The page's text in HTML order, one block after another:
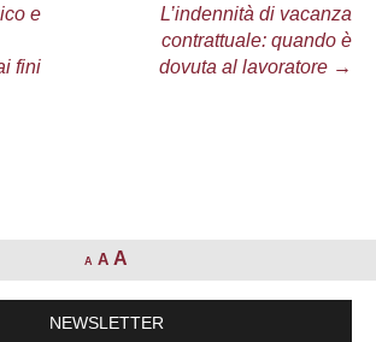
e
fini
L’indennità di vacanza
contrattuale: quando è
dovuta al lavoratore →
A A A
NEWSLETTER